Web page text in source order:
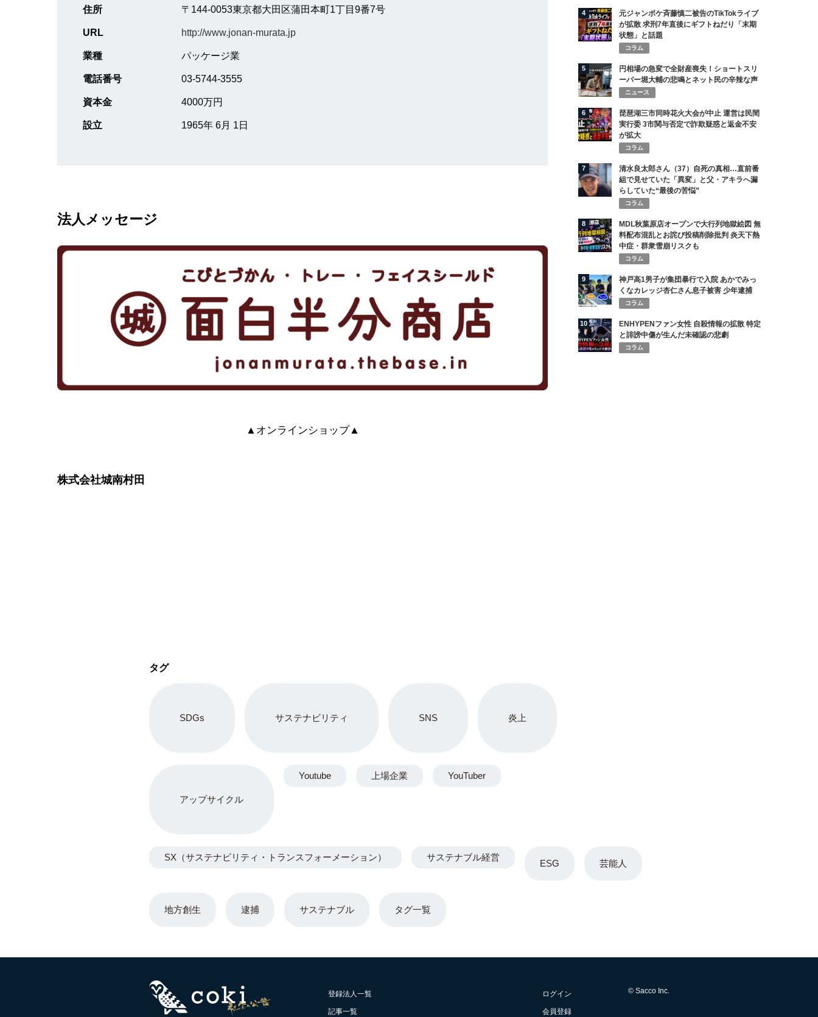
住所 〒144-0053東京都大田区蒲田本町1丁目9番7号
URL http://www.jonan-murata.jp
業種 パッケージ業
電話番号 03-5744-3555
資本金 4000万円
設立 1965年 6月 1日
法人メッセージ
▲オンラインショップ▲
株式会社城南村田
4
元ジャンポケ斉藤慎二被告のTikTokライブ
が拡散 求刑7年直後にギフトねだり「末期
状態」と話題
コラム
5
円相場の急変で全財産喪失！ショートスリ
ーパー堀大輔の悲鳴とネット民の辛辣な声
ニュース
6
琵琶湖三市同時花火大会が中止 運営は民間
実行委 3市関与否定で詐欺疑惑と返金不安
が拡大
コラム
7
清水良太郎さん（37）自死の真相…直前番
組で見せていた「異変」と父・アキラへ漏
らしていた“最後の苦悩”
コラム
8
MDL秋葉原店オープンで大行列地獄絵図 無
料配布混乱とお詫び投稿削除批判 炎天下熱
中症・群衆雪崩リスクも
コラム
9
神戸高1男子が集団暴行で入院 あかでみっ
くなカレッジ杏仁さん息子被害 少年逮捕
コラム
10
ENHYPENファン女性 自殺情報の拡散 特定
と誹謗中傷が生んだ未確認の悲劇
コラム
タグ
SDGs サステナビリティ SNS 炎上
アップサイクル
ESG 芸能人
地方創生 逮捕 サステナブル
Youtube 上場企業 YouTuber
SX（サステナビリティ・トランスフォーメーション） サステナブル経営
タグ一覧
登録法人一覧
記事一覧
ログイン
会員登録
© Sacco Inc.